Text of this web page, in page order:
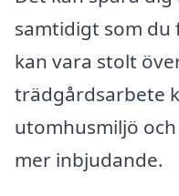
samtidigt som du
kan vara stolt
trädgårdsarbete
utomhusmiljö
mer inbjudande.